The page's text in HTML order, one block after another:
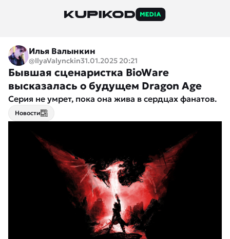
Илья Валынкин
@IlyaValynckin31.01.2025 20:21
Бывшая сценаристка BioWare
высказалась о будущем Dragon Age
Серия не умрет, пока она жива в сердцах фанатов.
Новости